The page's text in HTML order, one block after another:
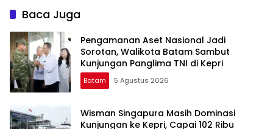
Baca Juga
Pengamanan Aset Nasional Jadi
Sorotan, Walikota Batam Sambut
Kunjungan Panglima TNI di Kepri
Batam 5 Agustus 2026
Wisman Singapura Masih Dominasi
Kunjungan ke Kepri, Capai 102 Ribu